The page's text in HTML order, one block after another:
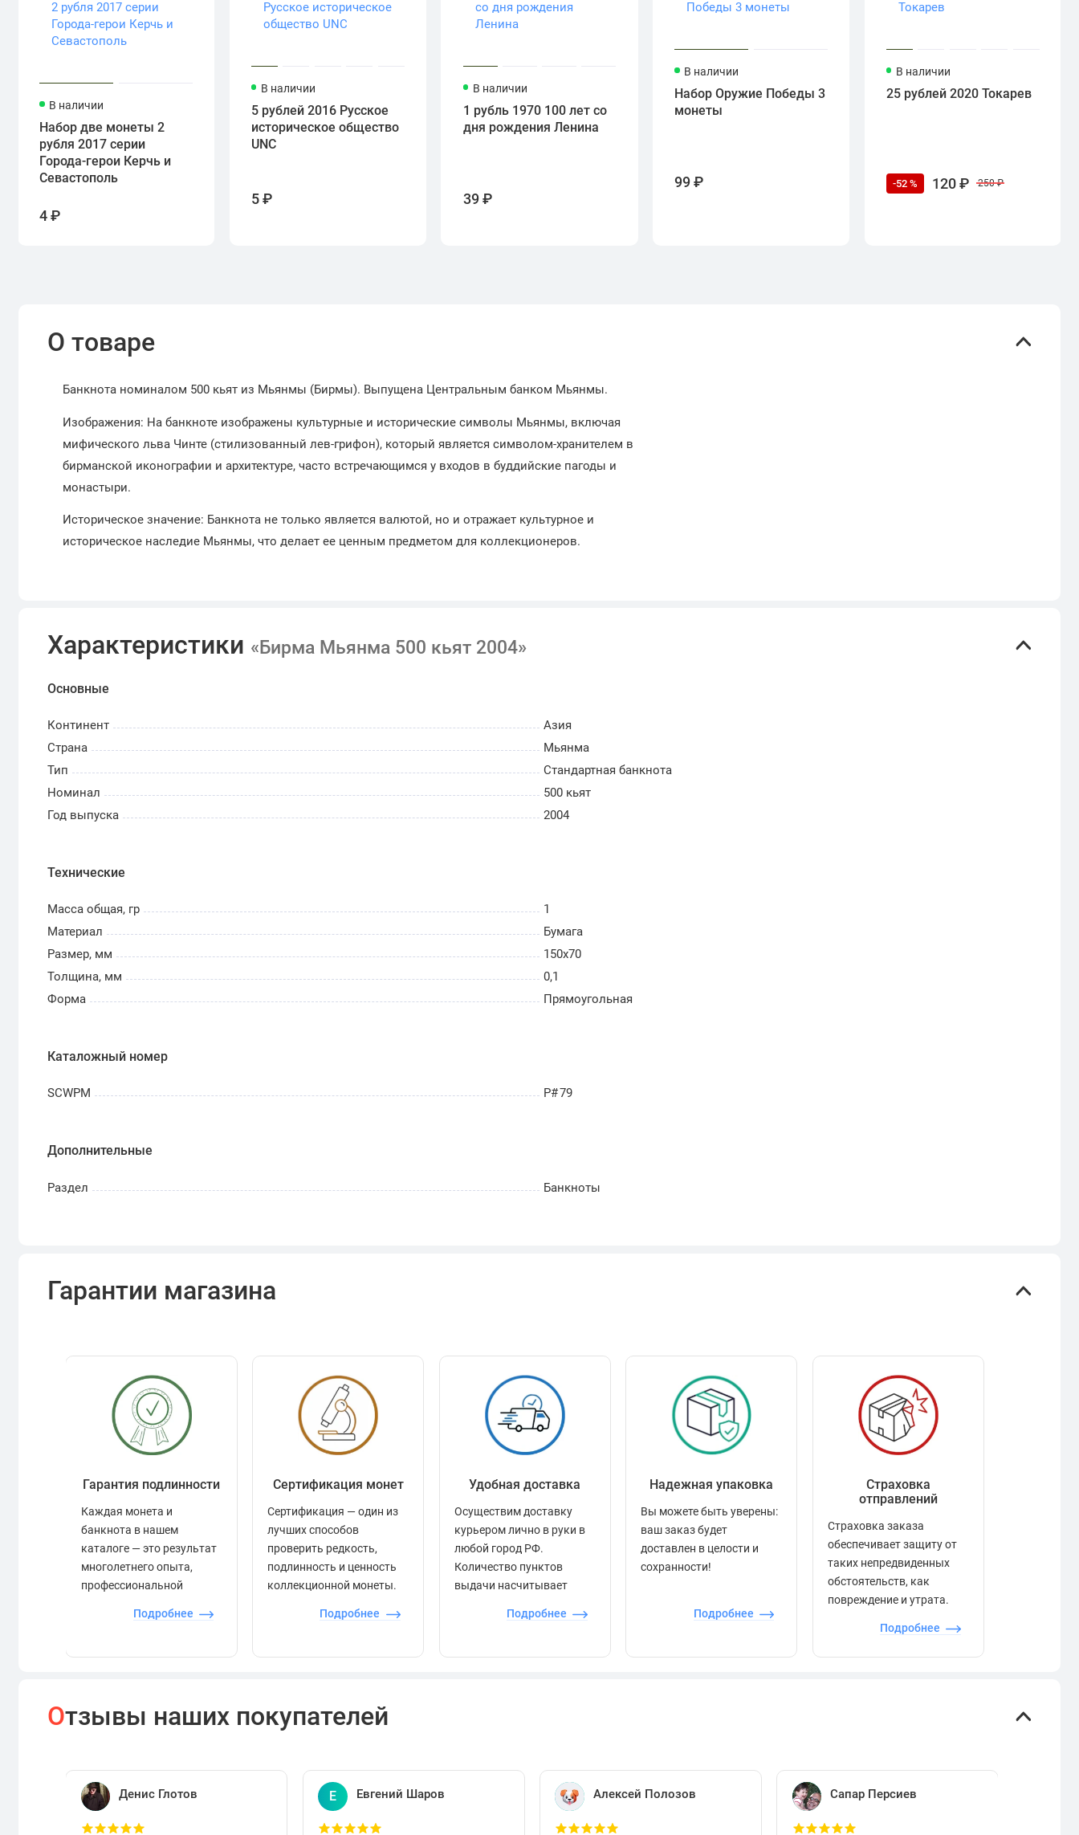
В наличии
Набор две монеты 2
рубля 2017 серии
Города-герои Керчь и
Севастополь
4 ₽
В наличии
5 рублей 2016 Русское
историческое общество
UNC
5 ₽
В наличии
1 рубль 1970 100 лет со
дня рождения Ленина
39 ₽
В наличии
Набор Оружие Победы 3
монеты
99 ₽
В наличии
25 рублей 2020 Токарев
-52 % 120 ₽ 250 ₽
О товаре
Банкнота номиналом 500 кьят из Мьянмы (Бирмы). Выпущена Центральным банком Мьянмы.
Изображения: На банкноте изображены культурные и исторические символы Мьянмы, включая
мифического льва Чинте (стилизованный лев-грифон), который является символом-хранителем в
бирманской иконографии и архитектуре, часто встречающимся у входов в буддийские пагоды и
монастыри.
Историческое значение: Банкнота не только является валютой, но и отражает культурное и
историческое наследие Мьянмы, что делает ее ценным предметом для коллекционеров.
Характеристики «Бирма Мьянма 500 кьят 2004»
Основные
Континент
Азия
Страна
Мьянма
Тип
Стандартная банкнота
Номинал
500 кьят
Год выпуска
2004
Технические
Масса общая, гр
1
Материал
Бумага
Размер, мм
150х70
Толщина, мм
0,1
Форма
Прямоугольная
Каталожный номер
SCWPM P# 79
Дополнительные
Раздел Банкноты
Гарантии магазина
Гарантия подлинности
Каждая монета и
банкнота в нашем
каталоге — это результат
многолетнего опыта,
профессиональной
контроля.
Подробнее
Сертификация монет
Сертификация — один из
лучших способов
проверить редкость,
подлинность и ценность
коллекционной монеты.
Подробнее
Удобная доставка
Осуществим доставку
курьером лично в руки в
любой город РФ.
Количество пунктов
выдачи насчитывает
всей стране.
Подробнее
Надежная упаковка
Вы можете быть уверены:
ваш заказ будет
доставлен в целости и
сохранности!
Подробнее
Страховка
отправлений
Страховка заказа
обеспечивает защиту от
таких непредвиденных
обстоятельств, как
повреждение и утрата.
Подробнее
Отзывы наших покупателей
Денис Глотов Е Евгений Шаров Алексей Полозов Сапар Персиев